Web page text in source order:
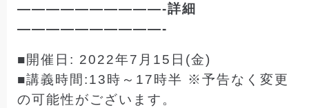
——————————-詳細
——————————-
■開催日: 2022年7月15日(金)
■講義時間:13時～17時半 ※予告なく変更
の可能性がございます。